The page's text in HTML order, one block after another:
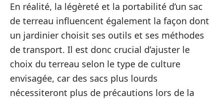
En réalité, la légèreté et la portabilité d’un sac
de terreau influencent également la façon dont
un jardinier choisit ses outils et ses méthodes
de transport. Il est donc crucial d’ajuster le
choix du terreau selon le type de culture
envisagée, car des sacs plus lourds
nécessiteront plus de précautions lors de la